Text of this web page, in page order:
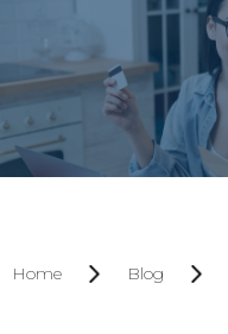
Home Blog